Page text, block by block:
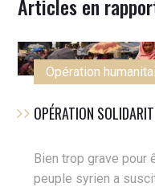
Articles en
Opération
OPÉRATION
Bien trop grave pour
peuple syrien a